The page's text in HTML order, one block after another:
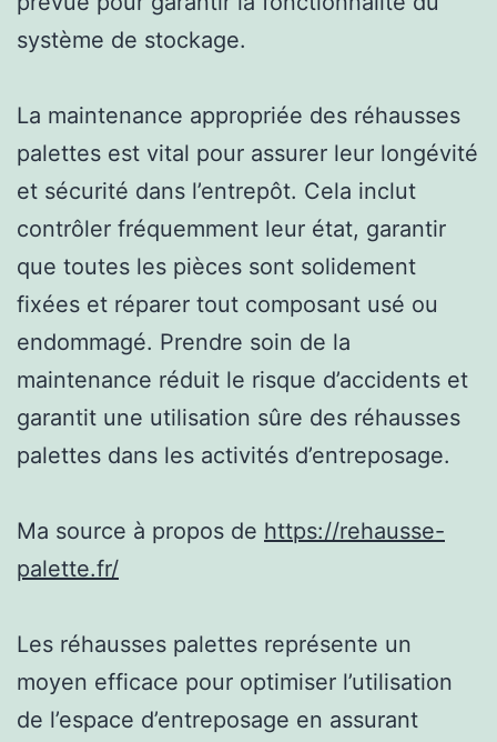
système de stockage.
La maintenance appropriée des réhausses
palettes est vital pour assurer leur longévité
et sécurité dans l’entrepôt. Cela inclut
contrôler fréquemment leur état, garantir
que toutes les pièces sont solidement
fixées et réparer tout composant usé ou
endommagé. Prendre soin de la
maintenance réduit le risque d’accidents et
garantit une utilisation sûre des réhausses
palettes dans les activités d’entreposage.
Ma source à propos de https://rehausse-
palette.fr/
Les réhausses palettes représente un
moyen efficace pour optimiser l’utilisation
de l’espace d’entreposage en assurant